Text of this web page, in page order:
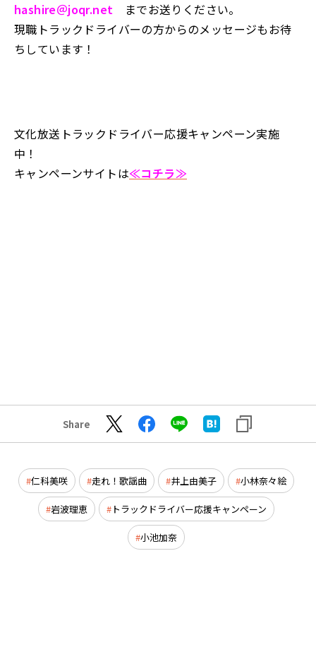
hashire＠joqr.net までお送りください。
現職トラックドライバーの方からのメッセージもお待
ちしています！
文化放送トラックドライバー応援キャンペーン実施
中！
キャンペーンサイトは≪コチラ≫
Share
仁科美咲 走れ！歌謡曲 井上由美子 小林奈々絵
岩波理恵 トラックドライバー応援キャンペーン
小池加奈